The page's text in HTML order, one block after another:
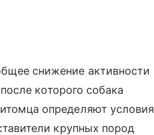
снижение активности
которого собака
определяют условия
крупных пород